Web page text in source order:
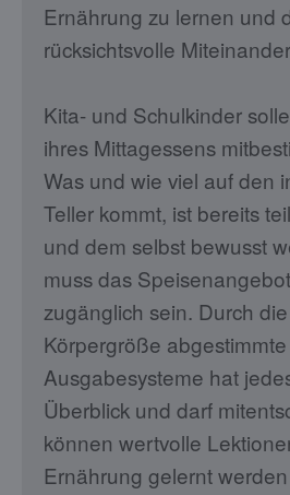
Ernährung zu lernen und
rücksichtsvolle
Kita- und Schulkinder
ihres Mittagessens
Was und wie viel auf den
Teller kommt, ist bereits
und dem selbst bewusst
muss das
zugänglich sein. Durch
Körpergröße
Ausgabesysteme hat
Überblick und darf
können wertvolle
Ernährung gelernt